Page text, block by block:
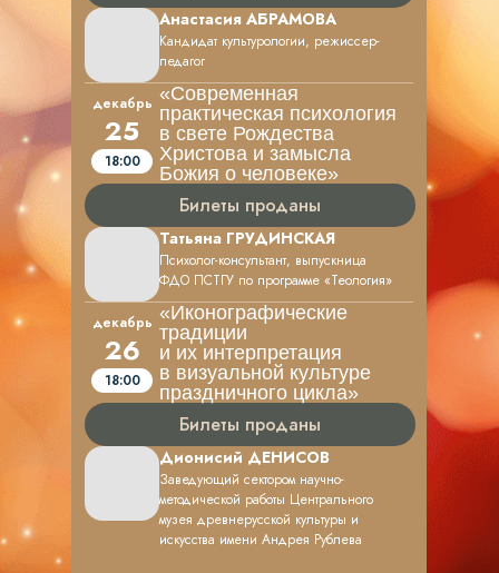
Анастасия АБРАМОВА
Кандидат культурологии, режиссер-
педагог
декабрь
25
18:00
«Современная
практическая психология
в свете Рождества
Христова и замысла
Божия о человеке»
Билеты проданы
Татьяна ГРУДИНСКАЯ
Психолог-консультант, выпускница
ФДО ПСТГУ по программе «Теология»
декабрь
26
18:00
«Иконографические
традиции
и их интерпретация
в визуальной культуре
праздничного цикла»
Билеты проданы
Дионисий ДЕНИСОВ
Заведующий сектором научно-
методической работы Центрального
музея древнерусской культуры и
искусства имени Андрея Рублева